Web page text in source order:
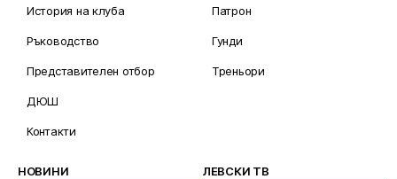
История на клуба
Ръководство
Представителен отбор
ДЮШ
Контакти
Патрон
Гунди
Треньори
НОВИНИ ЛЕВСКИ ТВ